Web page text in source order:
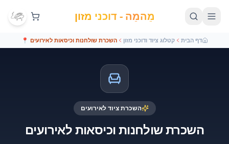
מֵהמֵה - דוכני מזון
דף הבית קטלוג ציוד ודוכני מזון השכרת שולחנות וכיסאות לאירועים 📍
השכרת ציוד לאירועים
השכרת שולחנות וכיסאות לאירועים